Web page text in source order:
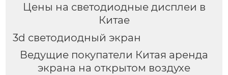
Цены на светодиодные дисплеи в
Китае
3d светодиодный экран
Ведущие покупатели Китая аренда
экрана на открытом воздухе